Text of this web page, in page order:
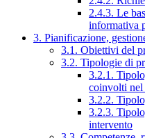
2.4.3. Le
informativa
3. Pianificazione,
3.1. Obiettivi del
3.2. Tipologie di
3.2.1.
coinvolti nel
3.2.2.
3.2.3.
intervento